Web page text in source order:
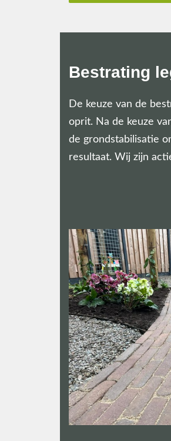
Bestrating
De keuze van de
oprit. Na de keuze
de grondstabilisatie
resultaat. Wij zijn